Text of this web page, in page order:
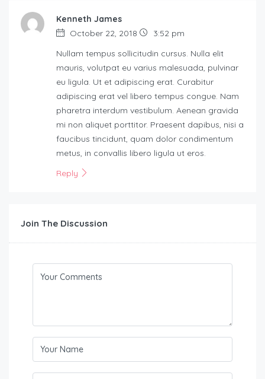
Kenneth James
October 22, 2018
3:52 pm
Nullam tempus sollicitudin cursus. Nulla elit
mauris, volutpat eu varius malesuada, pulvinar
eu ligula. Ut et adipiscing erat. Curabitur
adipiscing erat vel libero tempus congue. Nam
pharetra interdum vestibulum. Aenean gravida
mi non aliquet porttitor. Praesent dapibus, nisi a
faucibus tincidunt, quam dolor condimentum
metus, in convallis libero ligula ut eros.
Reply
Join The Discussion